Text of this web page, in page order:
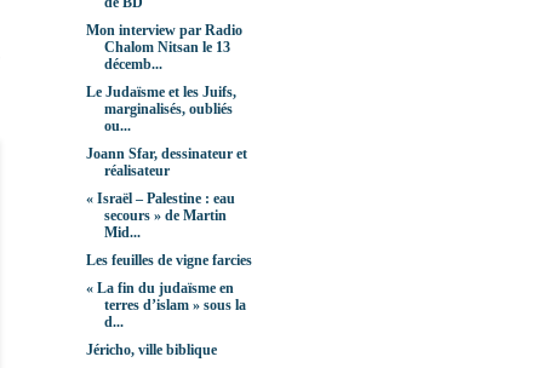
Mon interview par Radio
Chalom Nitsan le 13
décemb...
Le Judaïsme et les Juifs,
marginalisés, oubliés
ou...
Joann Sfar, dessinateur et
réalisateur
« Israël – Palestine : eau
secours » de Martin
Mid...
Les feuilles de vigne farcies
« La fin du judaïsme en
terres d’islam » sous la
d...
Jéricho, ville biblique